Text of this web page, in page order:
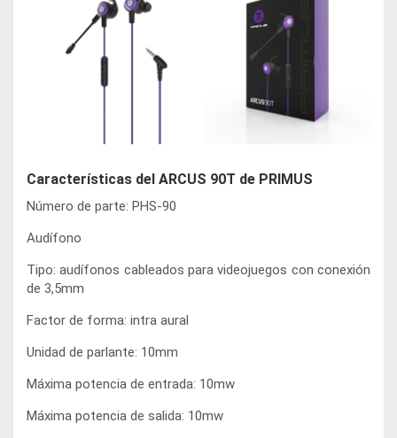
Características del ARCUS 90T de PRIMUS
Número de parte: PHS-90
Audífono
Tipo: audífonos cableados para videojuegos con conexión
de 3,5mm
Factor de forma: intra aural
Unidad de parlante: 10mm
Máxima potencia de entrada: 10mw
Máxima potencia de salida: 10mw